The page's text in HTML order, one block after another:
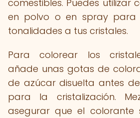
comestibles. Puedes utilizar
en polvo o en spray para
tonalidades a tus cristales.
Para colorear los
añade unas gotas de
de azúcar disuelta antes
para la cristalización.
asegurar que el colorante